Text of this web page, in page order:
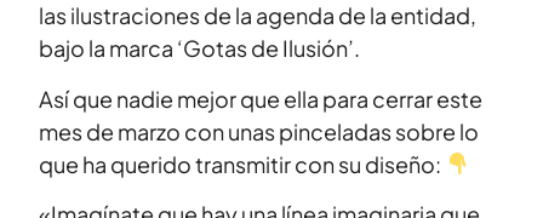
las ilustraciones de la agenda de la entidad,
bajo la marca ‘Gotas de Ilusión’.
Así que nadie mejor que ella para cerrar este
mes de marzo con unas pinceladas sobre lo
que ha querido transmitir con su diseño: